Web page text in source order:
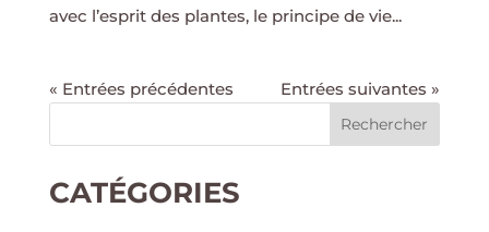
avec l’esprit des plantes, le principe de vie...
« Entrées précédentes Entrées suivantes »
Rechercher
CATÉGORIES